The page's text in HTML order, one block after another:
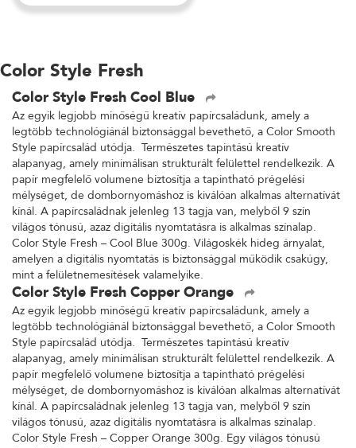
Color Style Fresh
Color Style Fresh Cool Blue
Az egyik legjobb minőségű kreatív papírcsaládunk, amely a
legtöbb technológiánál biztonsággal bevethető, a Color Smooth
Style papírcsalád utódja. Természetes tapintású kreatív
alapanyag, amely minimálisan strukturált felülettel rendelkezik. A
papír megfelelő volumene biztosítja a tapintható prégelési
mélységet, de dombornyomáshoz is kiválóan alkalmas alternatívát
kínál. A papírcsaládnak jelenleg 13 tagja van, melyből 9 szín
világos tónusú, azaz digitális nyomtatásra is alkalmas színalap.
Color Style Fresh – Cool Blue 300g. Világoskék hideg árnyalat,
amelyen a digitális nyomtatás is biztonsággal működik csakúgy,
mint a felületnemesítések valamelyike.
Color Style Fresh Copper Orange
Az egyik legjobb minőségű kreatív papírcsaládunk, amely a
legtöbb technológiánál biztonsággal bevethető, a Color Smooth
Style papírcsalád utódja. Természetes tapintású kreatív
alapanyag, amely minimálisan strukturált felülettel rendelkezik. A
papír megfelelő volumene biztosítja a tapintható prégelési
mélységet, de dombornyomáshoz is kiválóan alkalmas alternatívát
kínál. A papírcsaládnak jelenleg 13 tagja van, melyből 9 szín
világos tónusú, azaz digitális nyomtatásra is alkalmas színalap.
Color Style Fresh – Copper Orange 300g. Egy világos tónusú